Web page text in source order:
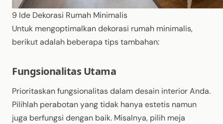
9 Ide Dekorasi Rumah Minimalis
Untuk mengoptimalkan dekorasi rumah minimalis,
berikut adalah beberapa tips tambahan:
Fungsionalitas Utama
Prioritaskan fungsionalitas dalam desain interior Anda.
Pilihlah perabotan yang tidak hanya estetis namun
juga berfungsi dengan baik. Misalnya, pilih meja